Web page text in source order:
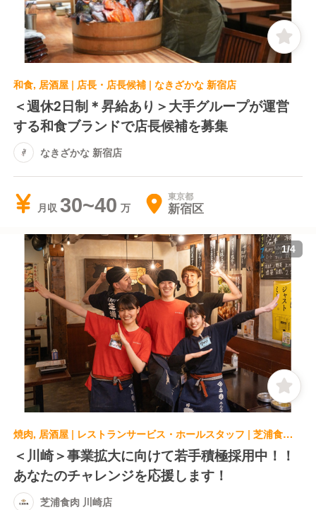
和食, 居酒屋 | 店長・店長候補 | なきざかな 新宿店
＜週休2日制＊昇給あり＞大手グループが運営
する和食ブランドで店長候補を募集
なきざかな 新宿店
月収 30~40 東京都
新宿区
1/4
焼肉, 居酒屋 | レストランサービス・ホールスタッフ | 芝浦食肉 川崎店
＜川崎＞事業拡大に向けて若手積極採用中！！
あなたのチャレンジを応援します！
芝浦食肉 川崎店